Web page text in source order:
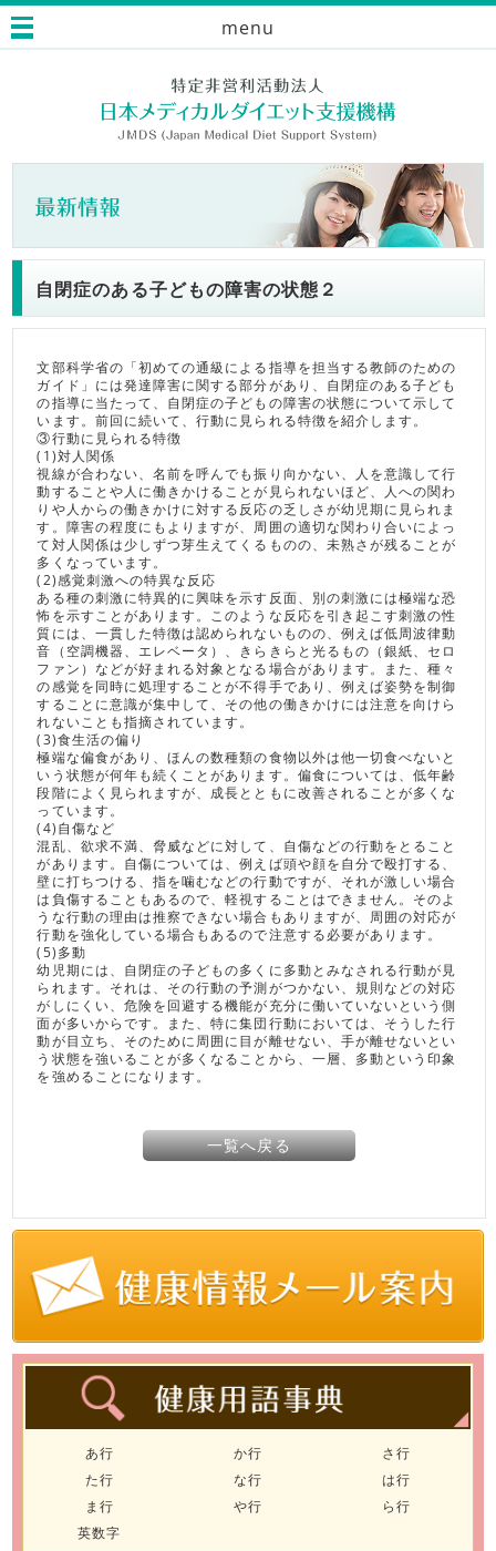
menu
自閉症のある子どもの障害の状態２
文部科学省の「初めての通級による指導を担当する教師のための
ガイド」には発達障害に関する部分があり、自閉症のある子ども
の指導に当たって、自閉症の子どもの障害の状態について示して
います。前回に続いて、行動に見られる特徴を紹介します。
③行動に見られる特徴
(1)対人関係
視線が合わない、名前を呼んでも振り向かない、人を意識して行
動することや人に働きかけることが見られないほど、人への関わ
りや人からの働きかけに対する反応の乏しさが幼児期に見られま
す。障害の程度にもよりますが、周囲の適切な関わり合いによっ
て対人関係は少しずつ芽生えてくるものの、未熟さが残ることが
多くなっています。
(2)感覚刺激への特異な反応
ある種の刺激に特異的に興味を示す反面、別の刺激には極端な恐
怖を示すことがあります。このような反応を引き起こす刺激の性
質には、一貫した特徴は認められないものの、例えば低周波律動
音（空調機器、エレベータ）、きらきらと光るもの（銀紙、セロ
ファン）などが好まれる対象となる場合があります。また、種々
の感覚を同時に処理することが不得手であり、例えば姿勢を制御
することに意識が集中して、その他の働きかけには注意を向けら
れないことも指摘されています。
(3)食生活の偏り
極端な偏食があり、ほんの数種類の食物以外は他一切食べないと
いう状態が何年も続くことがあります。偏食については、低年齢
段階によく見られますが、成長とともに改善されることが多くな
っています。
(4)自傷など
混乱、欲求不満、脅威などに対して、自傷などの行動をとること
があります。自傷については、例えば頭や顔を自分で殴打する、
壁に打ちつける、指を噛むなどの行動ですが、それが激しい場合
は負傷することもあるので、軽視することはできません。そのよ
うな行動の理由は推察できない場合もありますが、周囲の対応が
行動を強化している場合もあるので注意する必要があります。
(5)多動
幼児期には、自閉症の子どもの多くに多動とみなされる行動が見
られます。それは、その行動の予測がつかない、規則などの対応
がしにくい、危険を回避する機能が充分に働いていないという側
面が多いからです。また、特に集団行動においては、そうした行
動が目立ち、そのために周囲に目が離せない、手が離せないとい
う状態を強いることが多くなることから、一層、多動という印象
を強めることになります。
一覧へ戻る
あ行 か行
さ行
た行
な行
は行
ま行
や行
ら行
英数字